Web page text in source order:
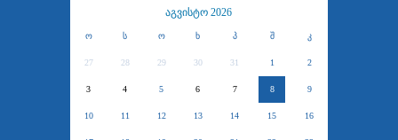
აგვისტო 2026
ო ს ო ხ პ შ კ
27 28 29 30 31 1 2
3 4 5 6 7 8 9
10 11 12 13 14 15 16